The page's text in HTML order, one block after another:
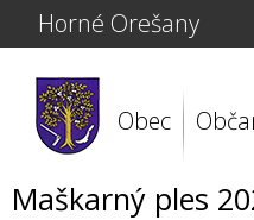
Horné Orešany
Obec
Maškarný ples